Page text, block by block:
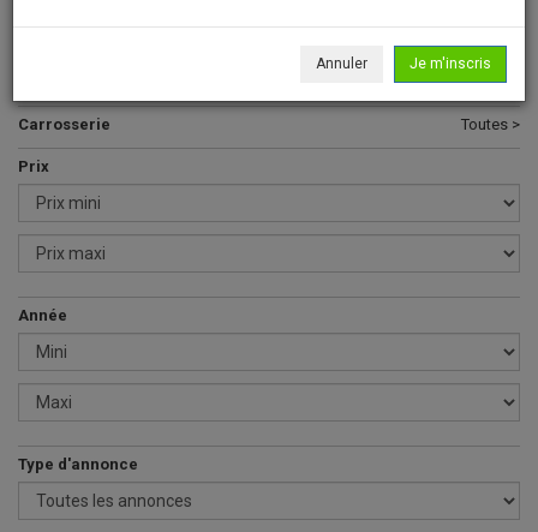
Apollo >
Carrosserie Toutes >
Prix
Année
Type d'annonce
Annuler Je m'inscris